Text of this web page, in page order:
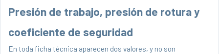
Presión de trabajo, presión de rotura y
coeficiente de seguridad
En toda ficha técnica aparecen dos valores, y no son